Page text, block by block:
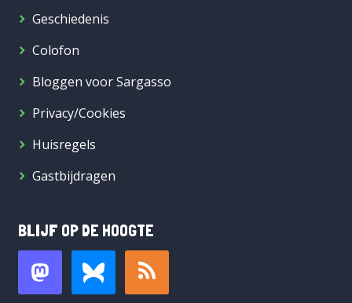
Geschiedenis
Colofon
Bloggen voor Sargasso
Privacy/Cookies
Huisregels
Gastbijdragen
BLIJF OP DE HOOGTE